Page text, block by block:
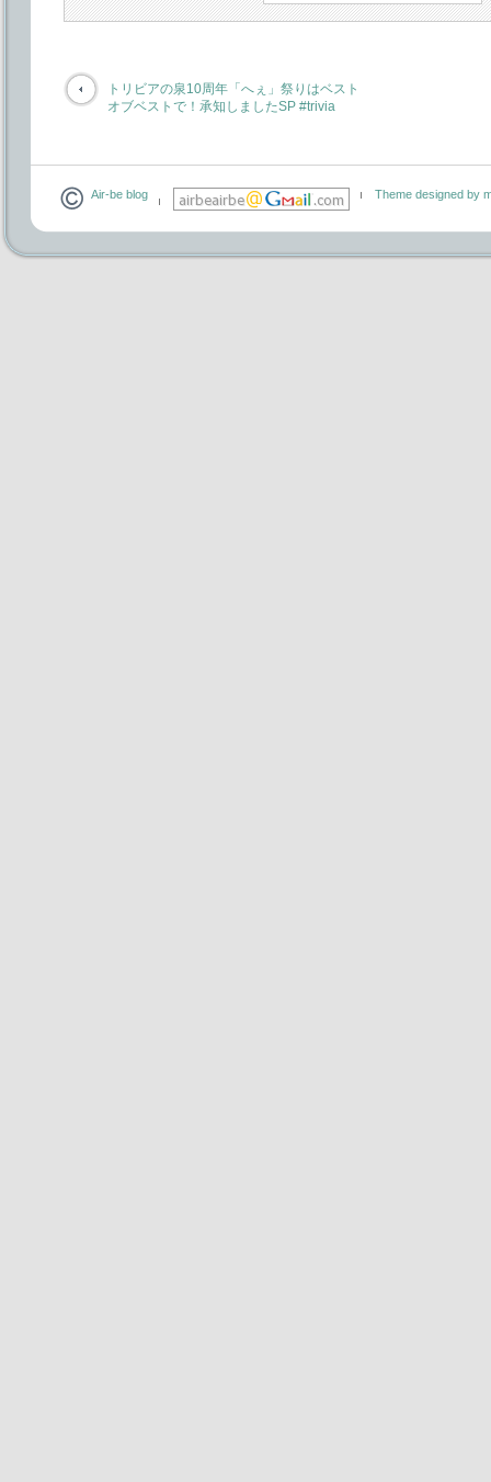
トリビアの泉10周年「へぇ」祭りはベスト
オブベストで！承知しましたSP #trivia
Air-be blog Theme designed by